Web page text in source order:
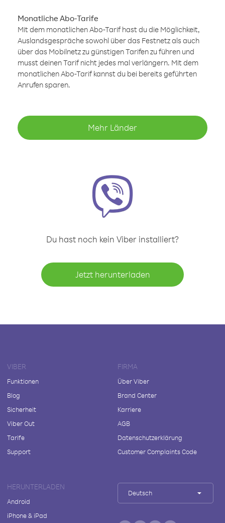
Monatliche Abo-Tarife
Mit dem monatlichen Abo-Tarif hast du die Möglichkeit,
Auslandsgespräche sowohl über das Festnetz als auch
über das Mobilnetz zu günstigen Tarifen zu führen und
musst deinen Tarif nicht jedes mal verlängern. Mit dem
monatlichen Abo-Tarif kannst du bei bereits geführten
Anrufen sparen.
Mehr Länder
Du hast noch kein Viber installiert?
Jetzt herunterladen
VIBER
Funktionen
Blog
Sicherheit
Viber Out
Tarife
Support
FIRMA
Über Viber
Brand Center
Karriere
AGB
Datenschutzerklärung
Customer Complaints Code
HERUNTERLADEN
Android
iPhone & iPad
Deutsch